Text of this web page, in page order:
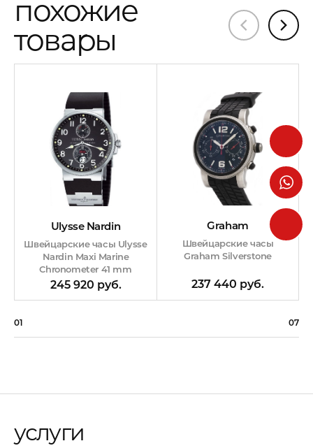
похожие
товары
Ulysse Nardin
Швейцарские часы Ulysse
Nardin Maxi Marine
Chronometer 41 mm
245 920 руб.
Graham
Швейцарские часы
Graham Silverstone
237 440 руб.
01 07
услуги